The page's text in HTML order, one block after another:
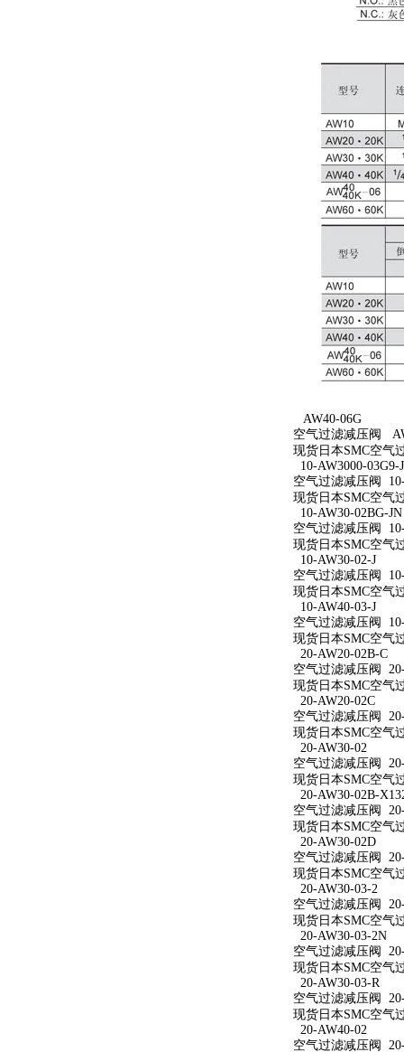
AW40-06G
空气过滤减压阀
现货日本SMC空气
10-AW3000-03G9-
空气过滤减压阀
现货日本SMC空气
10-AW30-02BG-JN
空气过滤减压阀
现货日本SMC空气
10-AW30-02-J
空气过滤减压阀
现货日本SMC空气
10-AW40-03-J
空气过滤减压阀
现货日本SMC空气
20-AW20-02B-C
空气过滤减压阀
现货日本SMC空气
20-AW20-02C
空气过滤减压阀
现货日本SMC空气
20-AW30-02
空气过滤减压阀
现货日本SMC空气
20-AW30-02B-
空气过滤减压阀
现货日本SMC空气
20-AW30-02D
空气过滤减压阀
现货日本SMC空气
20-AW30-03-2
空气过滤减压阀
现货日本SMC空气
20-AW30-03-2N
空气过滤减压阀
现货日本SMC空气
20-AW30-03-R
空气过滤减压阀
现货日本SMC空气
20-AW40-02
空气过滤减压阀